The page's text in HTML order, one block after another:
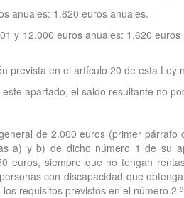
anuales: 1.620 euros anuales.
y 12.000 euros anuales: 1.620
prevista en el artículo 20 de esta Ley
apartado, el saldo resultante no
de 2.000 euros (primer
a) y b) de dicho número 1 de su
euros, siempre que no tengan
con discapacidad que
requisitos previstos en el número